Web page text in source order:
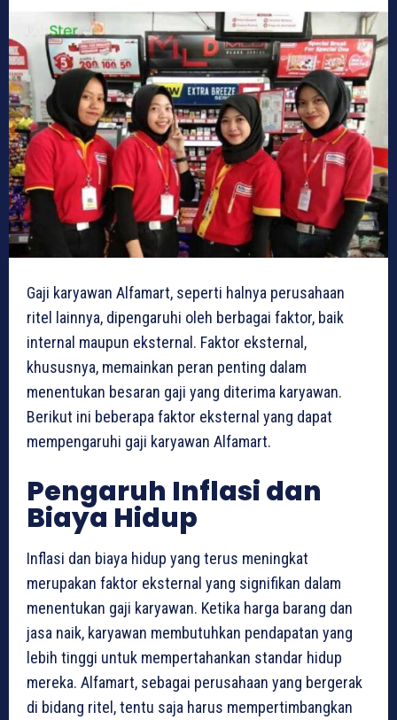
Gaji karyawan Alfamart, seperti halnya perusahaan
ritel lainnya, dipengaruhi oleh berbagai faktor, baik
internal maupun eksternal. Faktor eksternal,
khususnya, memainkan peran penting dalam
menentukan besaran gaji yang diterima karyawan.
Berikut ini beberapa faktor eksternal yang dapat
mempengaruhi gaji karyawan Alfamart.
Pengaruh Inflasi dan
Biaya Hidup
Inflasi dan biaya hidup yang terus meningkat
merupakan faktor eksternal yang signifikan dalam
menentukan gaji karyawan. Ketika harga barang dan
jasa naik, karyawan membutuhkan pendapatan yang
lebih tinggi untuk mempertahankan standar hidup
mereka. Alfamart, sebagai perusahaan yang bergerak
di bidang ritel, tentu saja harus mempertimbangkan